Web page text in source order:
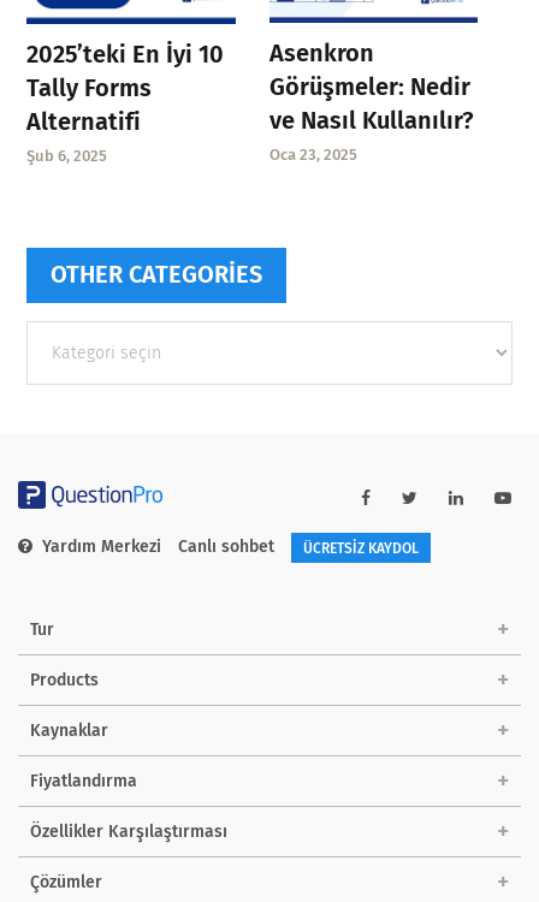
2025’teki En İyi 10
Tally Forms
Alternatifi
Şub 6, 2025
Asenkron
Görüşmeler: Nedir
ve Nasıl Kullanılır?
Oca 23, 2025
OTHER CATEGORIES
categories
Yardım Merkezi Canlı sohbet ÜCRETSİZ KAYDOL
Tur
Products
Kaynaklar
Fiyatlandırma
Özellikler Karşılaştırması
Çözümler